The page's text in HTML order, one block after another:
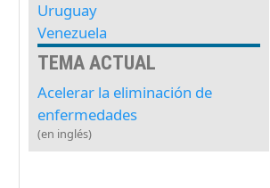
Uruguay
Venezuela
TEMA ACTUAL
Acelerar la eliminación de
enfermedades
(en inglés)